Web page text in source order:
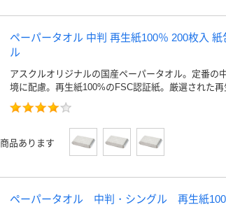
ペーパータオル 中判 再生紙100％ 200枚入
ル
アスクルオリジナルの国産ペーパータオル。定番の
境に配慮。再生紙100%のFSC認証紙。厳選された再
商品あります
ペーパータオル 中判・シングル 再生紙